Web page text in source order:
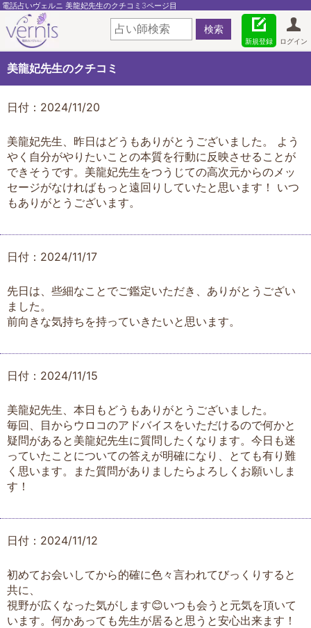
電話占いヴェルニ 美龍妃先生のクチコミ3ページ目
ログイン
新規登録
美龍妃先生のクチコミ
日付：2024/11/20
美龍妃先生、昨日はどうもありがとうございました。 よう
やく自分がやりたいことの本質を行動に反映させることが
できそうです。美龍妃先生をつうじての高次元からのメッ
セージがなければもっと遠回りしていたと思います！ いつ
もありがとうございます。
日付：2024/11/17
先日は、些細なことでご鑑定いただき、ありがとうござい
ました。
前向きな気持ちを持っていきたいと思います。
日付：2024/11/15
美龍妃先生、本日もどうもありがとうございました。
毎回、目からウロコのアドバイスをいただけるので何かと
疑問があると美龍妃先生に質問したくなります。今日も迷
っていたことについての答えが明確になり、とても有り難
く思います。また質問がありましたらよろしくお願いしま
す！
日付：2024/11/12
初めてお会いしてから的確に色々言われてびっくりすると
共に、
視野が広くなった気がします😊いつも会うと元気を頂いて
います。何かあっても先生が居ると思うと安心出来ます！